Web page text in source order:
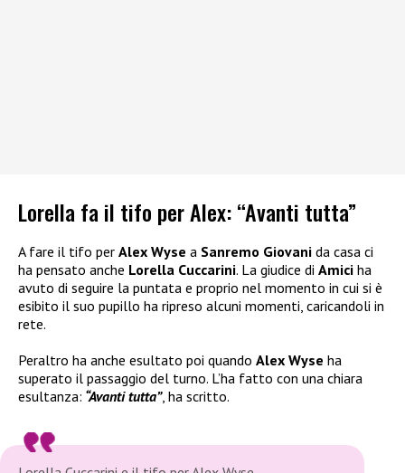
Lorella fa il tifo per Alex: “Avanti tutta”
A fare il tifo per Alex Wyse a Sanremo Giovani da casa ci
ha pensato anche Lorella Cuccarini. La giudice di Amici ha
avuto di seguire la puntata e proprio nel momento in cui si è
esibito il suo pupillo ha ripreso alcuni momenti, caricandoli in
rete.
Peraltro ha anche esultato poi quando Alex Wyse ha
superato il passaggio del turno. L’ha fatto con una chiara
esultanza: “Avanti tutta”, ha scritto.